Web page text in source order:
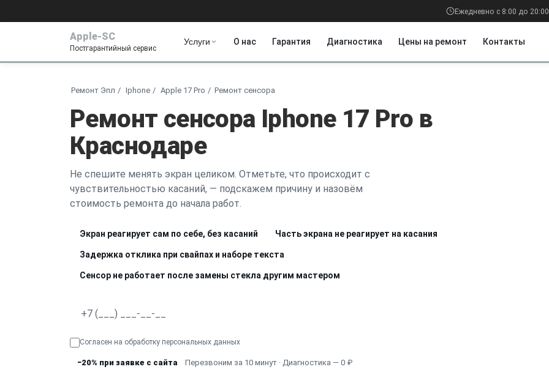
Ежедневно с 8:00 до 20:00
Apple-SC
Постгарантийный сервис
Услуги О нас Гарантия Диагностика Цены на ремонт Контакты
Ремонт Эпл Iphone Apple 17 Pro Ремонт сенсора
Ремонт сенсора Iphone 17 Pro в
Краснодаре
Не спешите менять экран целиком. Отметьте, что происходит с
чувствительностью касаний, — подскажем причину и назовём
стоимость ремонта до начала работ.
Экран реагирует сам по себе, без касаний Часть экрана не реагирует на касания
Задержка отклика при свайпах и наборе текста
Сенсор не работает после замены стекла другим мастером
Согласен на обработку персональных данных
−20% при заявке с сайта Перезвоним за 10 минут · Диагностика — 0 ₽